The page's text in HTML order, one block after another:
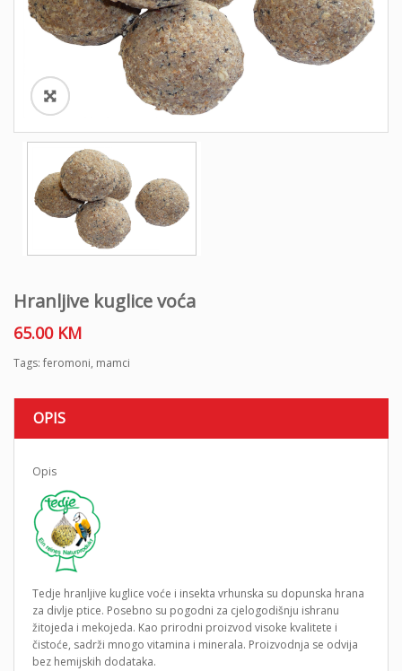
o
n
Hranljive kuglice voća
65.00 KM
Tags: feromoni, mamci
OPIS
Opis
Tedje hranljive kuglice voće i insekta vrhunska su dopunska hrana
za divlje ptice. Posebno su pogodni za cjelogodišnju ishranu
žitojeda i mekojeda. Kao prirodni proizvod visoke kvalitete i
čistoće, sadrži mnogo vitamina i minerala. Proizvodnja se odvija
bez hemijskih dodataka.